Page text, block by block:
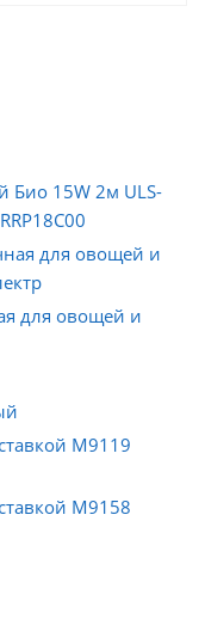
Био 15W 2м ULS-
для овощей и
для овощей и
М9119
М9158